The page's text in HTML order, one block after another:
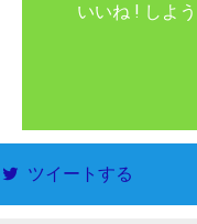
いいね ! しよう
ツイートする